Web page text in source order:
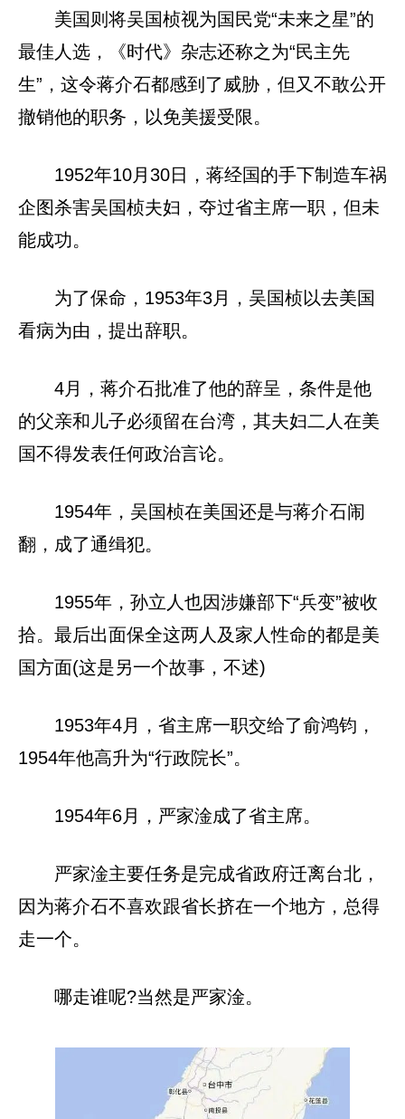
美国则将吴国桢视为国民党“未来之星”的
最佳人选，《时代》杂志还称之为“民主先
生”，这令蒋介石都感到了威胁，但又不敢公开
撤销他的职务，以免美援受限。
1952年10月30日，蒋经国的手下制造车祸
企图杀害吴国桢夫妇，夺过省主席一职，但未
能成功。
为了保命，1953年3月，吴国桢以去美国
看病为由，提出辞职。
4月，蒋介石批准了他的辞呈，条件是他
的父亲和儿子必须留在台湾，其夫妇二人在美
国不得发表任何政治言论。
1954年，吴国桢在美国还是与蒋介石闹
翻，成了通缉犯。
1955年，孙立人也因涉嫌部下“兵变”被收
拾。最后出面保全这两人及家人性命的都是美
国方面(这是另一个故事，不述)
1953年4月，省主席一职交给了俞鸿钧，
1954年他高升为“行政院长”。
1954年6月，严家淦成了省主席。
严家淦主要任务是完成省政府迁离台北，
因为蒋介石不喜欢跟省长挤在一个地方，总得
走一个。
哪走谁呢?当然是严家淦。